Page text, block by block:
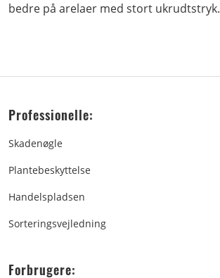
bedre på arelaer med stort ukrudtstryk.
Professionelle:
Skadenøgle
Plantebeskyttelse
Handelspladsen
Sorteringsvejledning
Forbrugere: